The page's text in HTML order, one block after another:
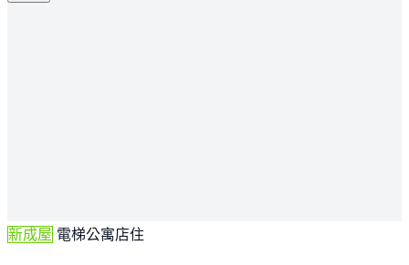
新成屋 電梯公寓店住